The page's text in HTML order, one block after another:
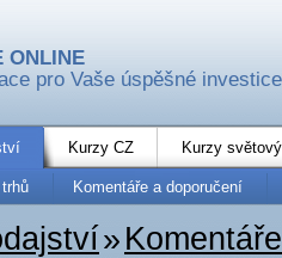
ONLINE
pro Vaše úspěšné investice
Kurzy CZ Kurzy
Komentáře a doporučení
»